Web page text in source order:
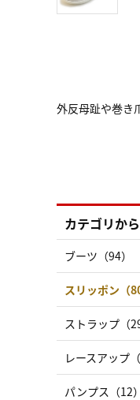
外反母趾や巻き
カテゴリか
ブーツ（94）
スリッポン（80
ストラップ（29
レースアップ（
パンプス（12）